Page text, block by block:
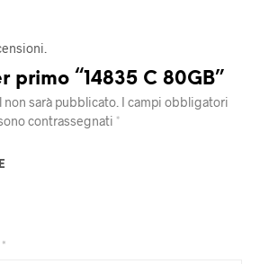
primo “14835 C 80GB”
sarà pubblicato. I campi obbligatori
contrassegnati *
*